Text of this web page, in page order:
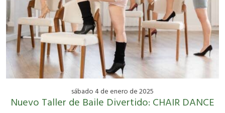
sábado 4 de enero de 2025
Nuevo Taller de Baile Divertido: CHAIR DANCE